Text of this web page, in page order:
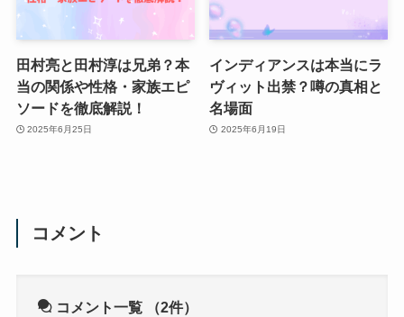
田村亮と田村淳は兄弟？本
当の関係や性格・家族エピ
ソードを徹底解説！
2025年6月25日
インディアンスは本当にラ
ヴィット出禁？噂の真相と
名場面
2025年6月19日
コメント
コメント一覧 （2件）